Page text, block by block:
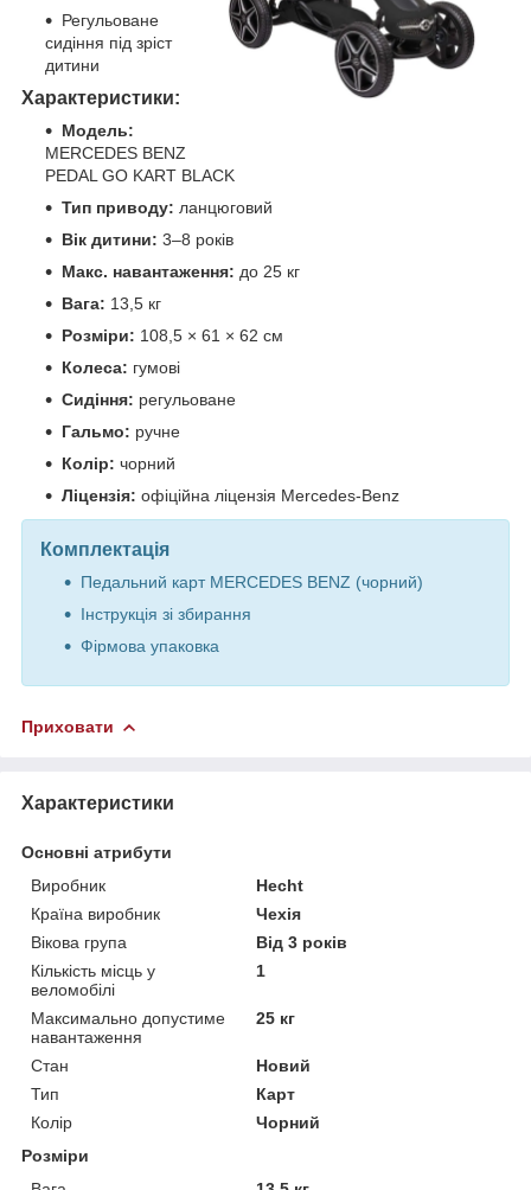
Регульоване
сидіння під зріст
дитини
Характеристики:
Модель:
MERCEDES BENZ
PEDAL GO KART BLACK
Тип приводу: ланцюговий
Вік дитини: 3–8 років
Макс. навантаження: до 25 кг
Вага: 13,5 кг
Розміри: 108,5 × 61 × 62 см
Колеса: гумові
Сидіння: регульоване
Гальмо: ручне
Колір: чорний
Ліцензія: офіційна ліцензія Mercedes-Benz
Комплектація
Педальний карт MERCEDES BENZ (чорний)
Інструкція зі збирання
Фірмова упаковка
Приховати
Характеристики
Основні атрибути
Виробник
Hecht
Країна виробник
Чехія
Вікова група
Від 3 років
Кількість місць у
веломобілі
1
Максимально допустиме
навантаження
25 кг
Стан
Новий
Тип
Карт
Колір
Чорний
Розміри